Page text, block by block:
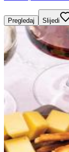
Pregledaj Slijedi